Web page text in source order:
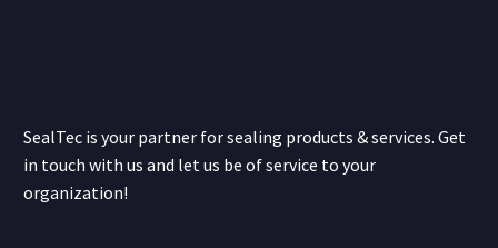
SealTec is your partner for sealing products & services. Get
in touch with us and let us be of service to your
organization!